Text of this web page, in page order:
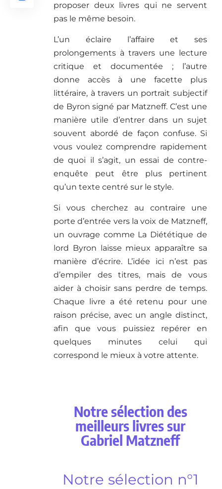
proposer deux livres qui ne servent
pas le même besoin.
L’un éclaire l’affaire et ses
prolongements à travers une lecture
critique et documentée ; l’autre
donne accès à une facette plus
littéraire, à travers un portrait subjectif
de Byron signé par Matzneff. C’est une
manière utile d’entrer dans un sujet
souvent abordé de façon confuse. Si
vous voulez comprendre rapidement
de quoi il s’agit, un essai de contre-
enquête peut être plus pertinent
qu’un texte centré sur le style.
Si vous cherchez au contraire une
porte d’entrée vers la voix de Matzneff,
un ouvrage comme La Diététique de
lord Byron laisse mieux apparaître sa
manière d’écrire. L’idée ici n’est pas
d’empiler des titres, mais de vous
aider à choisir sans perdre de temps.
Chaque livre a été retenu pour une
raison précise, avec un angle distinct,
afin que vous puissiez repérer en
quelques minutes celui qui
correspond le mieux à votre attente.
Notre sélection des
meilleurs livres sur
Gabriel Matzneff
Notre sélection n°1